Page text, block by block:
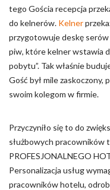
tego Gościa recepcja
do kelnerów. Kelner
przygotowuje deskę
piw, które kelner wstawia
pobytu”. Tak właśnie
Gość był mile zaskoczony,
swoim kolegom w firmie.
Przyczyniło się to do
służbowych pracowników
PROFESJONALNEGO
Personalizacja usług
pracowników hotelu,